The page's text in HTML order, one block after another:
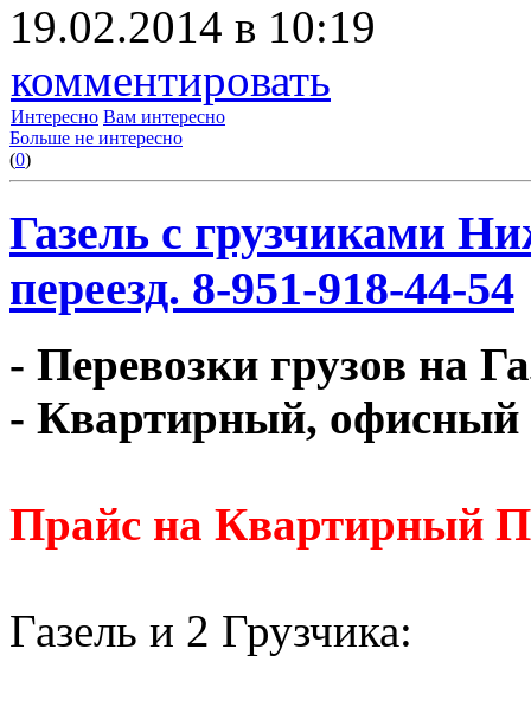
19.02.2014 в 10:19
комментировать
Интересно Вам интересно
Больше не интересно
(0)
Газель с грузчиками
переезд. 8-951-918-44-54
- Перевозки грузов на
- Квартирный, офисный
Прайс на Квартирный
Газель и 2 Грузчика: